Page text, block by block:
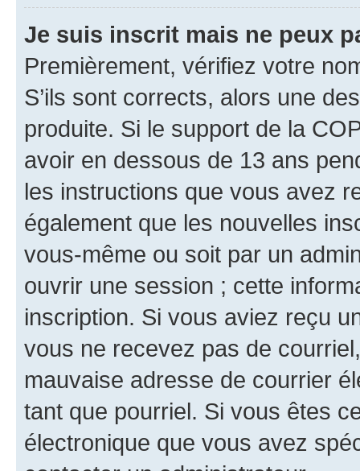
Je suis inscrit mais ne peux
Premièrement, vérifiez votre
S’ils sont corrects, alors une
produite. Si le support de la
avoir en dessous de 13 ans
les instructions que vous avez
également que les nouvelles
vous-même ou soit par un
ouvrir une session ; cette
inscription. Si vous aviez reçu
vous ne recevez pas de
mauvaise adresse de courrier
tant que pourriel. Si vous êtes
électronique que vous avez